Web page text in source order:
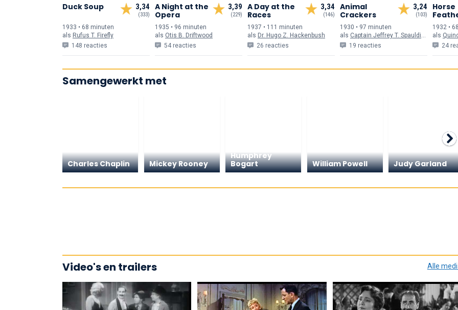
3,34
(333)
Duck Soup
1933 • 68 minuten
als Rufus T. Firefly
148 reacties
3,39
(229)
A Night at the
Opera
1935 • 96 minuten
als Otis B. Driftwood
54 reacties
3,34
(146)
A Day at the
Races
1937 • 111 minuten
als Dr. Hugo Z. Hackenbush
26 reacties
3,24
(103)
Animal
Crackers
1930 • 97 minuten
als Captain Jeffrey T. Spaulding
19 reacties
Horse
1932 •
als
24
Samengewerkt met
Charles Chaplin Mickey Rooney
Humphrey
Bogart
William Powell Judy Garland
Video's en trailers Alle